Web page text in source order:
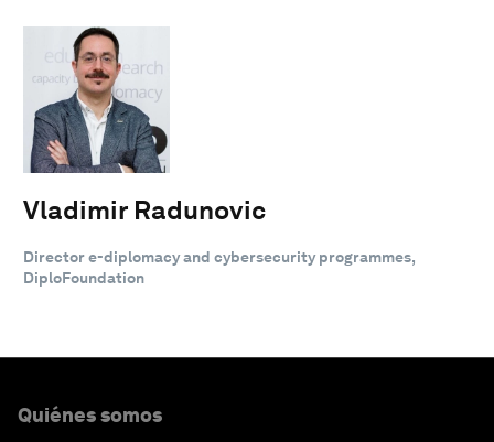
Vladimir Radunovic
Director e-diplomacy and cybersecurity programmes,
DiploFoundation
Quiénes somos